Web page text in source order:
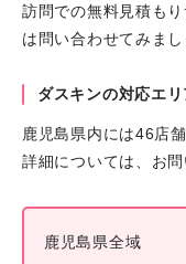
訪問での無料見積も
は問い合わせてみまし
ダスキンの対応エリ
鹿児島県内には46店
詳細については、お問
鹿児島県全域